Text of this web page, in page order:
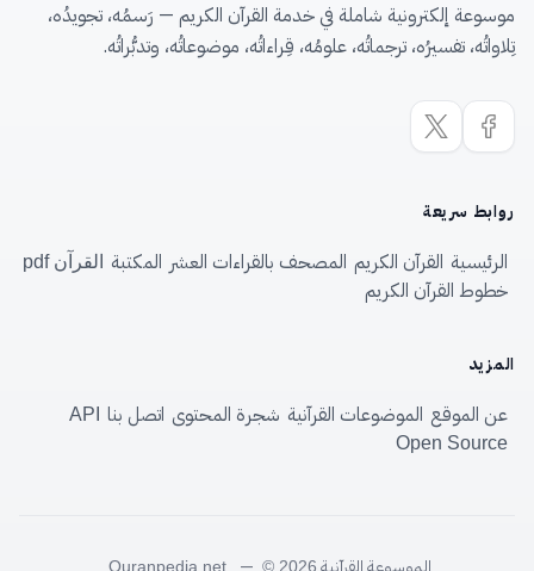
موسوعة إلكترونية شاملة في خدمة القرآن الكريم — رَسمُه، تجويدُه،
تِلاواتُه، تفسيرُه، ترجماتُه، علومُه، قِراءاتُه، موضوعاتُه، وتدبُّراتُه.
روابط سريعة
الرئيسية القرآن الكريم المصحف بالقراءات العشر المكتبة القرآن pdf
خطوط القرآن الكريم
المزيد
عن الموقع الموضوعات القرآنية شجرة المحتوى اتصل بنا
API
Open Source
Quranpedia.net © 2026